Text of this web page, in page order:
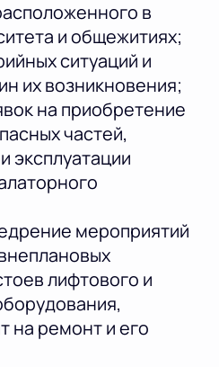
в
и общежитиях;
ситуаций и
их возникновения;
на приобретение
частей,
эксплуатации
мероприятий
лифтового и
на ремонт и его